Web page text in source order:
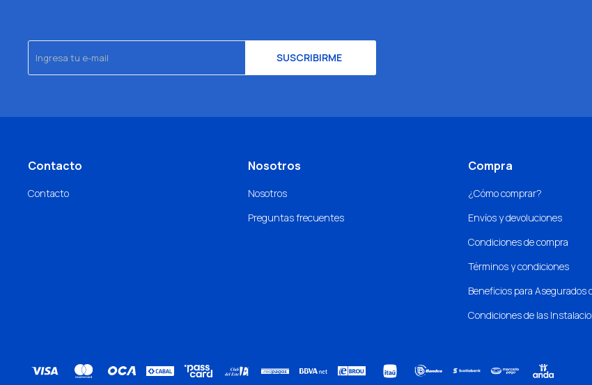
SUSCRIBIRME
Contacto
Contacto
Nosotros
Nosotros
Preguntas frecuentes
Compra
¿Cómo comprar?
Envíos y devoluciones
Condiciones de compra
Términos y condiciones
Beneficios para Asegurados
Condiciones de las